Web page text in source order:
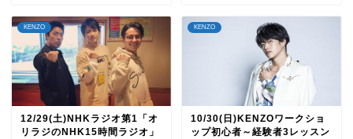
KENZO
12/29(土)NHKラジオ第1「オ
リラジのNHK15時間ラジオ」
KENZO
10/30(日)KENZOワークショ
ップ初心者～経験者3レッスン